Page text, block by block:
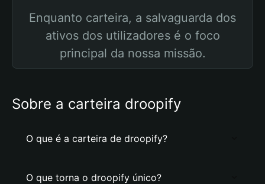
Enquanto carteira, a salvaguarda dos
ativos dos utilizadores é o foco
principal da nossa missão.
Sobre a carteira droopify
O que é a carteira de droopify?
O que torna o droopify único?